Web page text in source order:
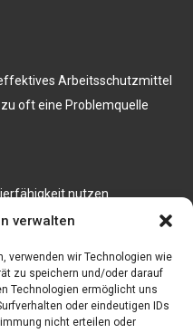
verwalten
verwenden wir Technologien wie
zu speichern und/oder darauf
Technologien ermöglicht uns
oder eindeutigen IDs
nicht erteilen oder
Arbeitsschutzmittel
oft eine Problemquelle
nutzen
Senioren
machen